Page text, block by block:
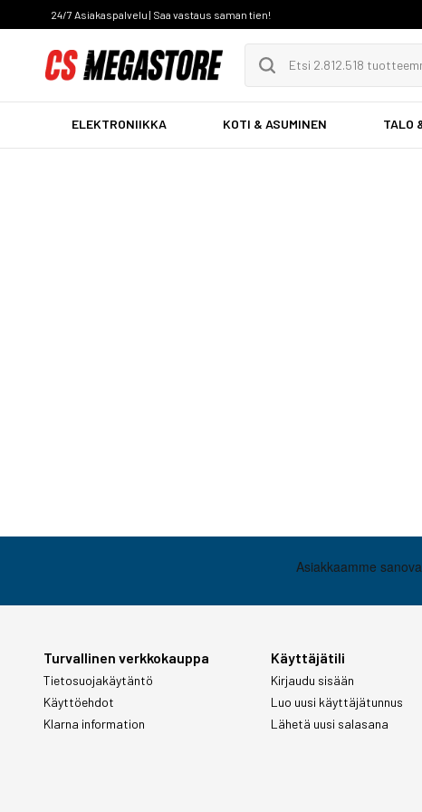
24/7 Asiakaspalvelu | Saa vastaus saman tien!
ELEKTRONIIKKA KOTI & ASUMINEN TALO
Turvallinen verkkokauppa
Tietosuojakäytäntö
Käyttöehdot
Klarna information
Käyttäjätili
Kirjaudu sisään
Luo uusi käyttäjätunnus
Lähetä uusi salasana